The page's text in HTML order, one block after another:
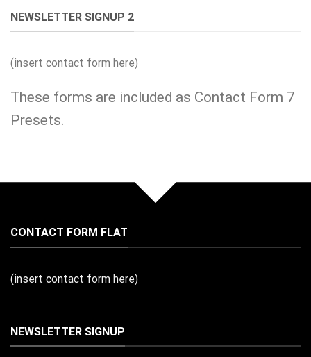
NEWSLETTER SIGNUP 2
(insert contact form here)
These forms are included as Contact Form 7
Presets.
CONTACT FORM FLAT
(insert contact form here)
NEWSLETTER SIGNUP